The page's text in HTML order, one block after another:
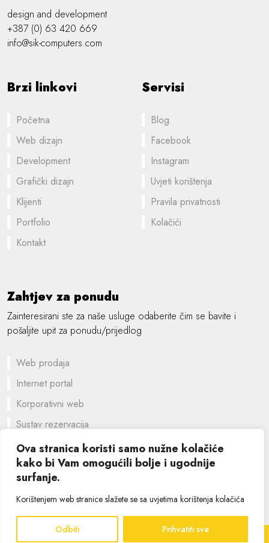
Ova stranica koristi samo nužne kolačiće
kako bi Vam omogućili bolje i ugodnije
surfanje.
Korištenjem web stranice slažete se sa uvjetima korištenja kolačića
Odbiti Prihvatiti sve
design and development
+387 (0) 63 420 669
info@sik-computers.com
Brzi linkovi
Početna
Web dizajn
Development
Grafički dizajn
Klijenti
Portfolio
Kontakt
Servisi
Blog
Facebook
Instagram
Uvjeti korištenja
Pravila privatnosti
Kolačići
Zahtjev za ponudu
Zainteresirani ste za naše usluge odaberite čim se bavite i
pošaljite upit za ponudu/prijedlog
Web prodaja
Internet portal
Korporativni web
Sustav rezervacija
Prilagođeno rješenje
Grafički dizajn